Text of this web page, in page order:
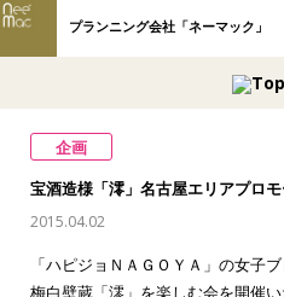
プランニング会社「ネーマック」
企画
宝酒造様「澪」名古屋エリアプロ
2015.04.02
「ハピジョＮＡＧＯＹＡ」の女子
梅白壁蔵「澪」を楽しむ会を開催い